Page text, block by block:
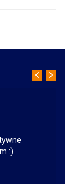
:)